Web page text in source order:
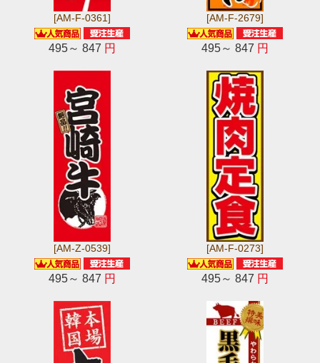
[AM-F-0361]
495～ 847 円
[AM-F-2679]
495～ 847 円
[AM-Z-0539]
495～ 847 円
[AM-F-0273]
495～ 847 円